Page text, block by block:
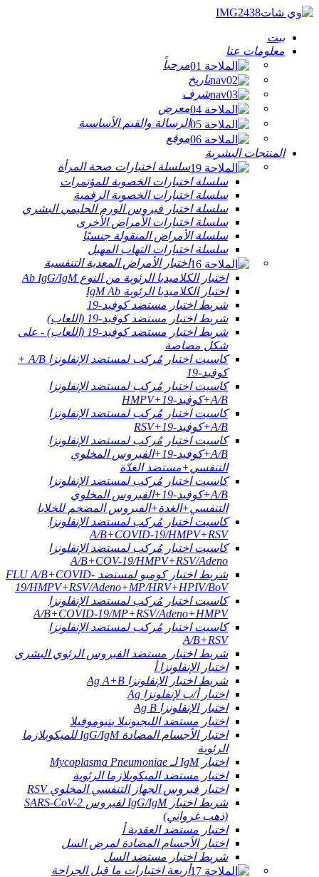
بيت
معلومات عنا
مرحباً
تاريخ
شرف
معرض
الرسالة والقيم الأساسية
موقع
المنتجات البشرية
سلسلة اختبارات صحة المرأة
سلسلة اختبارات الخصوبة للمؤتمرات
سلسلة اختبارات الخصوبة الرقمية
سلسلة اختبار فيروس الورم الحليمي البشري
سلسلة اختبارات الأمراض الأخرى
سلسلة الأمراض المنقولة جنسيًا
سلسلة اختبارات التهاب المهبل
اختبار الأمراض المعدية التنفسية
اختبار الكلاميديا ​​الرئوية من النوع Ab IgG/IgM
اختبار الكلاميديا ​​الرئوية IgM Ab
شريط اختبار مستضد كوفيد-19
شريط اختبار مستضد كوفيد-19 (اللعاب)
شريط اختبار مستضد كوفيد-19 (اللعاب) - على
شكل مصاصة
كاسيت اختبار مُركب لمستضد الإنفلونزا A/B +
كوفيد-19
كاسيت اختبار مُركب لمستضد الإنفلونزا
A/B+كوفيد-19+HMPV
كاسيت اختبار مُركب لمستضد الإنفلونزا
A/B+كوفيد-19+RSV
كاسيت اختبار مُركب لمستضد الإنفلونزا
A/B+كوفيد-19+الفيروس المخلوي
التنفسي+مستضد الغدّة
كاسيت اختبار مُركب لمستضد الإنفلونزا
A/B+كوفيد-19+الفيروس المخلوي
التنفسي+الغدة+الفيروس المضخم للخلايا
كاسيت اختبار مُركب لمستضد الإنفلونزا
A/B+COVID-19/HMPV+RSV
كاسيت اختبار مُركب لمستضد الإنفلونزا
A/B+COV-19/HMPV+RSV/Adeno
شريط اختبار كومبو لمستضد FLU A/B+COVID-
19/HMPV+RSV/Adeno+MP/HRV+HPIV/BoV
كاسيت اختبار مُركب لمستضد الإنفلونزا
A/B+COVID-19/MP+RSV/Adeno+HMPV
كاسيت اختبار مُركب لمستضد الإنفلونزا
A/B+RSV
شريط اختبار مستضد الفيروس الرئوي البشري
اختبار الإنفلونزا أ
شريط اختبار الإنفلونزا Ag A+B
اختبار أ/ب لإنفلونزا Ag
اختبار الإنفلونزا Ag B
اختبار مستضد الليجيونيلا بنيوموفيلا
اختبار الأجسام المضادة IgG/IgM للميكوبلازما
الرئوية
اختبار IgM لـ Mycoplasma Pneumoniae
اختبار مستضد الميكوبلازما الرئوية
اختبار فيروس الجهاز التنفسي المخلوي RSV
شريط اختبار IgG/IgM لفيروس SARS-CoV-2
(ذهب غرواني)
اختبار مستضد العقدية أ
اختبار الأجسام المضادة لمرض السل
شريط اختبار مستضد السل
أربعة اختبارات ما قبل الجراحة